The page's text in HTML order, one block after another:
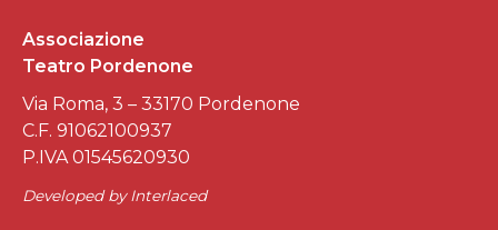
Associazione
Teatro Pordenone
Via Roma, 3 – 33170 Pordenone
C.F. 91062100937
P.IVA 01545620930
Developed by Interlaced